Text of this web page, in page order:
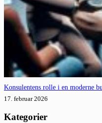
Konsulentens rolle i en moderne
17. februar 2026
Kategorier